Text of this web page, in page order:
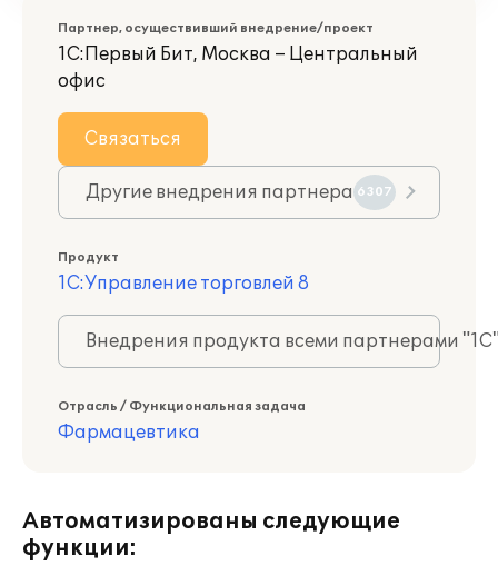
Партнер, осуществивший внедрение/проект
1С:Первый Бит, Москва – Центральный
офис
Связаться
Другие внедрения партнера 6307
Продукт
1С:Управление торговлей 8
Внедрения продукта всеми партнерами
Отрасль / Функциональная задача
Фармацевтика
Автоматизированы следующие
функции: